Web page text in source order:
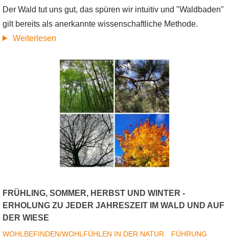
Der Wald tut uns gut, das spüren wir intuitiv und "Waldbaden"
gilt bereits als anerkannte wissenschaftliche Methode.
Weiterlesen
mit
Wyda
FRÜHLING, SOMMER, HERBST UND WINTER -
ERHOLUNG ZU JEDER JAHRESZEIT IM WALD UND AUF
DER WIESE
WOHLBEFINDEN/WOHLFÜHLEN IN DER NATUR FÜHRUNG